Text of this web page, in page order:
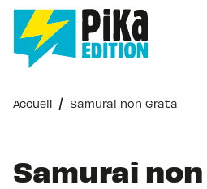
MENU RECHERCHE
PIED DE PAGE
Accueil / Samurai non Grata
Samurai